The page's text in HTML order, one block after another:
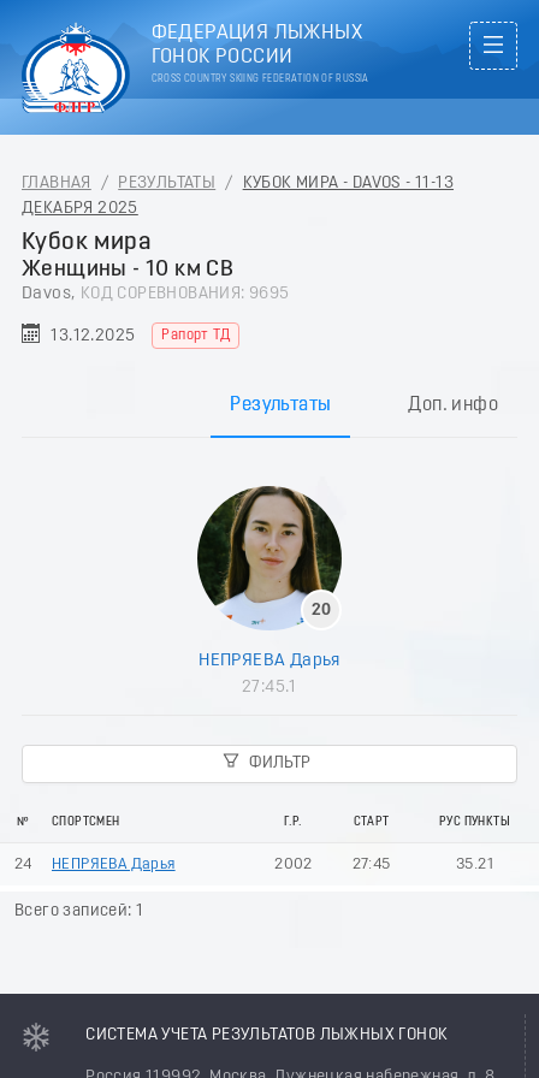
ФЕДЕРАЦИЯ ЛЫЖНЫХ
ГОНОК РОССИИ
CROSS COUNTRY SKIING FEDERATION OF RUSSIA
ГЛАВНАЯ / РЕЗУЛЬТАТЫ /
КУБОК МИРА - DAVOS - 11-13
ДЕКАБРЯ 2025
Кубок мира
Женщины - 10 км СВ
Davos, КОД СОРЕВНОВАНИЯ: 9695
13.12.2025 Рапорт ТД
Результаты Доп. инфо
20
НЕПРЯЕВА Дарья
27:45.1
ФИЛЬТР
№ СПОРТСМЕН Г.Р. СТАРТ РУС ПУНКТЫ
24 НЕПРЯЕВА Дарья 2002 27:45 35.21
Всего записей: 1
СИСТЕМА УЧЕТА РЕЗУЛЬТАТОВ ЛЫЖНЫХ ГОНОК